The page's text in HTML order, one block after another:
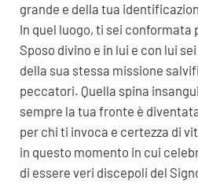
grande e della tua
In quel luogo, ti sei
Sposo divino e in lui e con lui
della sua stessa missione
peccatori. Quella spina
sempre la tua fronte è
per chi ti invoca e certezza di
in questo momento in cui
di essere veri discepoli del